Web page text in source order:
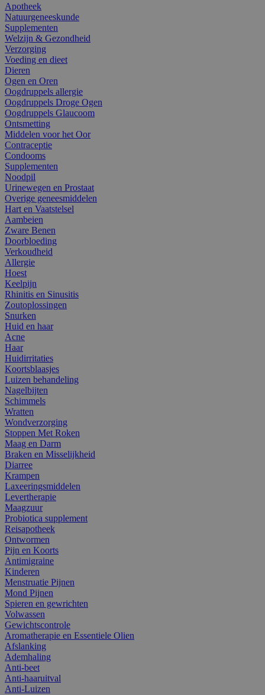
Apotheek
Natuurgeneeskunde
Supplementen
Welzijn & Gezondheid
Verzorging
Voeding en dieet
Dieren
Ogen en Oren
Oogdruppels allergie
Oogdruppels Droge Ogen
Oogdruppels Glaucoom
Ontsmetting
Middelen voor het Oor
Contraceptie
Condooms
Supplementen
Noodpil
Urinewegen en Prostaat
Overige geneesmiddelen
Hart en Vaatstelsel
Aambeien
Zware Benen
Doorbloeding
Verkoudheid
Allergie
Hoest
Keelpijn
Rhinitis en Sinusitis
Zoutoplossingen
Snurken
Huid en haar
Acne
Haar
Huidirritaties
Koortsblaasjes
Luizen behandeling
Nagelbijten
Schimmels
Wratten
Wondverzorging
Stoppen Met Roken
Maag en Darm
Braken en Misselijkheid
Diarree
Krampen
Laxeeringsmiddelen
Levertherapie
Maagzuur
Probiotica supplement
Reisapotheek
Ontwormen
Pijn en Koorts
Antimigraine
Kinderen
Menstruatie Pijnen
Mond Pijnen
Spieren en gewrichten
Volwassen
Gewichtscontrole
Aromatherapie en Essentiele Olien
Afslanking
Ademhaling
Anti-beet
Anti-haaruitval
Anti-Luizen